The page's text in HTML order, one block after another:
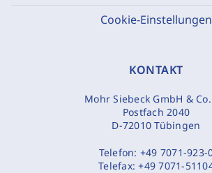
Cookie-Einstellungen
KONTAKT
Mohr Siebeck GmbH & Co.
Postfach 2040
D-72010 Tübingen
Telefon: +49 7071-923-
Telefax:+49 7071-